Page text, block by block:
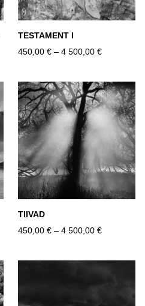
TESTAMENT I
450,00 € – 4 500,00 €
TIIVAD
450,00 € – 4 500,00 €